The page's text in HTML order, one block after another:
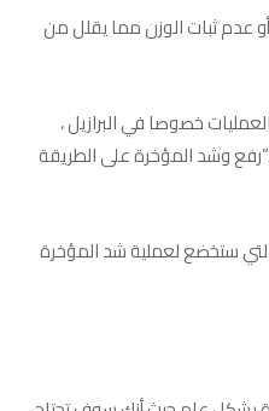
عدم ثبات الوزن مما يقلل من
خصوصا في البرازيل ،
وشد المؤخرة على الطريقة
ستخضع لعملية شد المؤخرة